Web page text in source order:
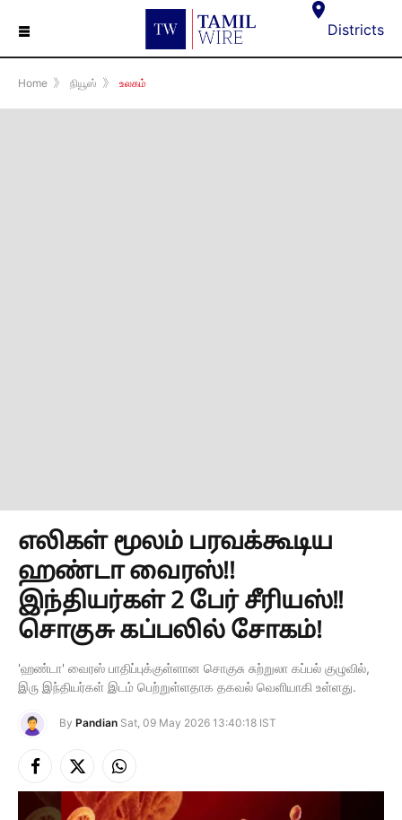
☰ Districts
Home 》 நியூஸ் 》 உலகம்
எலிகள் மூலம் பரவக்கூடிய
ஹண்டா வைரஸ்!!
இந்தியர்கள் 2 பேர் சீரியஸ்!!
சொகுசு கப்பலில் சோகம்!
'ஹண்டா' வைரஸ் பாதிப்புக்குள்ளான சொகுசு சுற்றுலா கப்பல் குழுவில்,
இரு இந்தியர்கள் இடம் பெற்றுள்ளதாக தகவல் வெளியாகி உள்ளது.
By Pandian Sat, 09 May 2026 13:40:18 IST
Facebook
X
(Twitter)
Instagram